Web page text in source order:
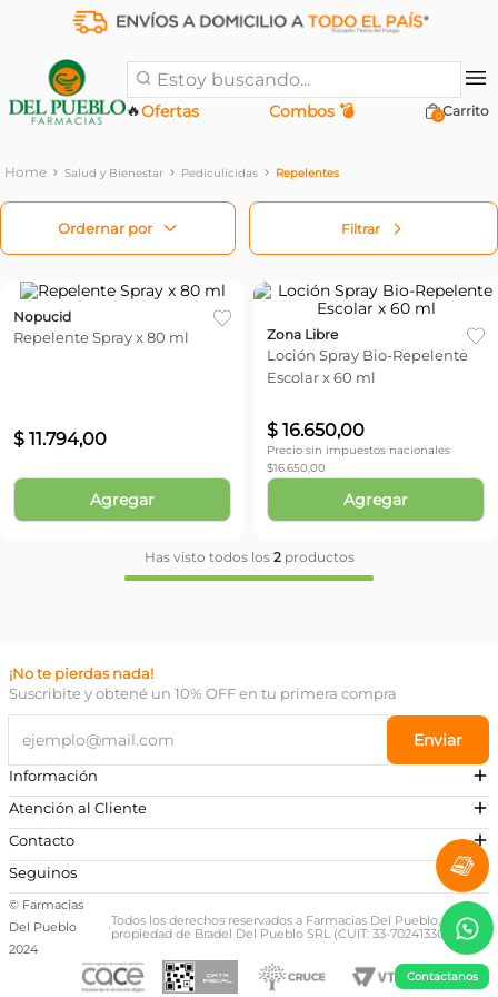
Estoy buscando...
Ofertas
🔥 Combos 💣 0
Contactanos
Salud y Bienestar Pediculicidas Repelentes
Filtrar
Nopucid
Repelente Spray x 80 ml
$ 11.794,00
Agregar
Zona Libre
Loción Spray Bio-Repelente
Escolar x 60 ml
$ 16.650,00
Precio sin impuestos nacionales
$16.650,00
Agregar
Has visto todos los 2productos
¡No te pierdas nada!
Suscribite y obtené un 10% OFF en tu primera compra
Enviar
Información
Atención al Cliente
Contacto
¿Necesitás ayuda?
Preguntas Frecuentes
Escribinos a nuestro Whatsapp
+54 381 581-0674
Seguinos
© Farmacias
Del Pueblo
2024
·Todos los derechos reservados a Farmacias Del Pueblo,
propiedad de Bradel Del Pueblo SRL (CUIT: 33-70241330-9)